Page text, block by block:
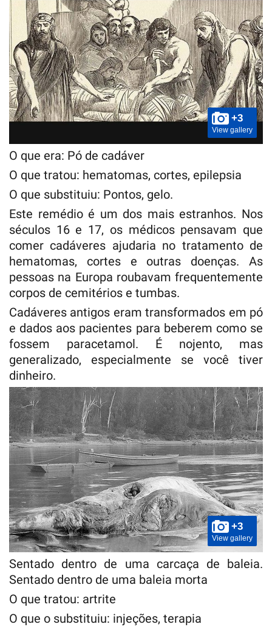
+3
View gallery
O que era: Pó de cadáver
O que tratou: hematomas, cortes, epilepsia
O que substituiu: Pontos, gelo.
Este remédio é um dos mais estranhos. Nos
séculos 16 e 17, os médicos pensavam que
comer cadáveres ajudaria no tratamento de
hematomas, cortes e outras doenças. As
pessoas na Europa roubavam frequentemente
corpos de cemitérios e tumbas.
Cadáveres antigos eram transformados em pó
e dados aos pacientes para beberem como se
fossem paracetamol. É nojento, mas
generalizado, especialmente se você tiver
dinheiro.
+3
View gallery
Sentado dentro de uma carcaça de baleia.
Sentado dentro de uma baleia morta
O que tratou: artrite
O que o substituiu: injeções, terapia